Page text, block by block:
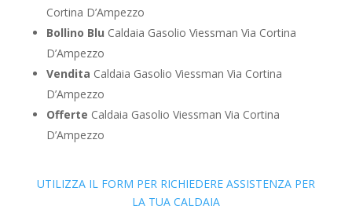
Cortina D’Ampezzo
Bollino Blu Caldaia Gasolio Viessman Via Cortina
D’Ampezzo
Vendita Caldaia Gasolio Viessman Via Cortina
D’Ampezzo
Offerte Caldaia Gasolio Viessman Via Cortina
D’Ampezzo
UTILIZZA IL FORM PER RICHIEDERE ASSISTENZA PER
LA TUA CALDAIA